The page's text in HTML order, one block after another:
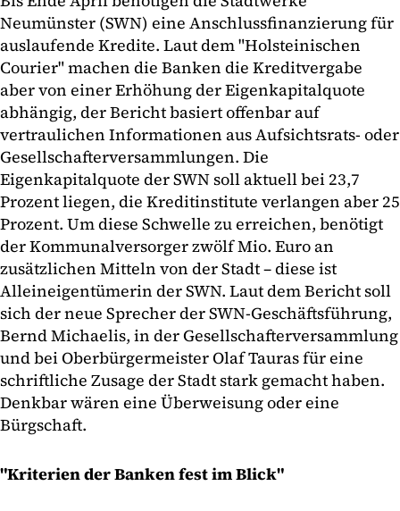
Neumünster (SWN) eine Anschlussfinanzierung für
auslaufende Kredite. Laut dem "Holsteinischen
Courier" machen die Banken die Kreditvergabe
aber von einer Erhöhung der Eigenkapitalquote
abhängig, der Bericht basiert offenbar auf
vertraulichen Informationen aus Aufsichtsrats- oder
Gesellschafterversammlungen. Die
Eigenkapitalquote der SWN soll aktuell bei 23,7
Prozent liegen, die Kreditinstitute verlangen aber 25
Prozent. Um diese Schwelle zu erreichen, benötigt
der Kommunalversorger zwölf Mio. Euro an
zusätzlichen Mitteln von der Stadt – diese ist
Alleineigentümerin der SWN. Laut dem Bericht soll
sich der neue Sprecher der SWN-Geschäftsführung,
Bernd Michaelis, in der Gesellschafterversammlung
und bei Oberbürgermeister Olaf Tauras für eine
schriftliche Zusage der Stadt stark gemacht haben.
Denkbar wären eine Überweisung oder eine
Bürgschaft.
"Kriterien der Banken fest im Blick"